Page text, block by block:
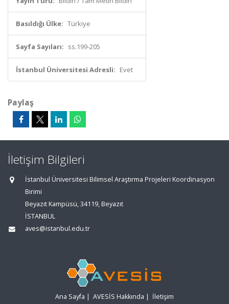
Basıldığı Ülke: Türkiye
Sayfa Sayıları: ss.199-205
İstanbul Üniversitesi Adresli: Evet
Paylaş
İletişim Bilgileri
İstanbul Üniversitesi Bilimsel Araştırma Projeleri Koordinasyon
Birimi
Beyazıt Kampüsü, 34119, Beyazıt
İSTANBUL
aves@istanbul.edu.tr
Ana Sayfa | AVESİS Hakkında | İletişim